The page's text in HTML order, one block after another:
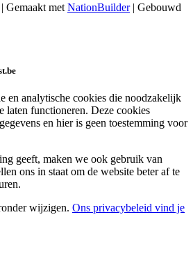
Gemaakt met NationBuilder| Gebouwd
en analytische cookies die noodzakelijk
laten functioneren. Deze cookies
en hier is geen toestemming voor
geeft, maken we ook gebruik van
ons in staat om de website beter af te
wijzigen. Ons privacybeleid vind je